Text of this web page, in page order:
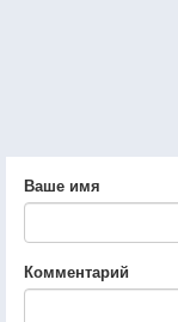
Ваше имя
Комментарий